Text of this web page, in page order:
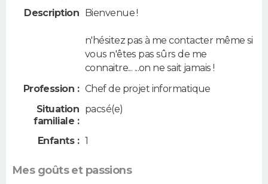
Description Bienvenue !
n'hésitez pas à me contacter même si
vous n'êtes pas sûrs de me
connaitre... ...on ne sait jamais !
Profession : Chef de projet informatique
Situation
familiale :
pacsé(e)
Enfants : 1
Mes goûts et passions